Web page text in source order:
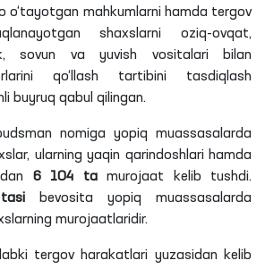
o‘tayotgan mahkumlarni hamda tergov
shaxslarni oziq-ovqat,
sovun va yuvish vositalari bilan
qo‘llash tartibini tasdiqlash
buyruq qabul qilingan.
nomiga yopiq muassasalarda
ularning yaqin qarindoshlari hamda
6 104 tamurojaat kelib tushdi.
tasibevosita yopiq muassasalarda
murojaatlaridir.
tergov harakatlari yuzasidan kelib